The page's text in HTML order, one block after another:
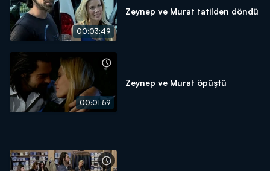
00:03:49
Zeynep ve Murat tatilden döndü
00:01:59
Zeynep ve Murat öpüştü